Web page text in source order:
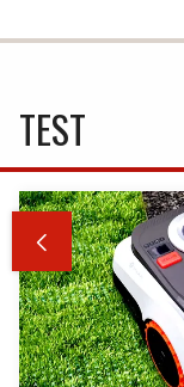
TEST
